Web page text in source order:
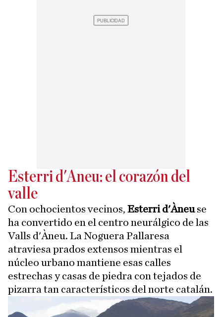
Esterri d'Àneu: el corazón del
valle
Con ochocientos vecinos, Esterri d'Àneuse
ha convertido en el centro neurálgico de las
Valls d'Àneu. La Noguera Pallaresa
atraviesa prados extensos mientras el
núcleo urbano mantiene esas calles
estrechas y casas de piedra con tejados de
pizarra tan característicos del norte catalán.